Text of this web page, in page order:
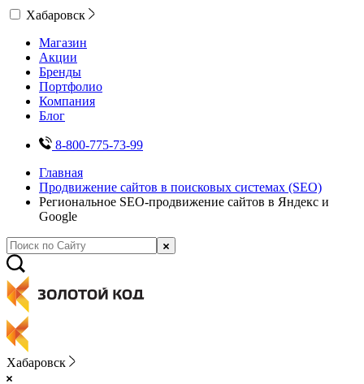
Хабаровск
Магазин
Акции
Бренды
Портфолио
Компания
Блог
8-800-775-73-99
Главная
Продвижение сайтов в поисковых системах (SEO)
Региональное SEO-продвижение сайтов в Яндекс и
Google
Хабаровск